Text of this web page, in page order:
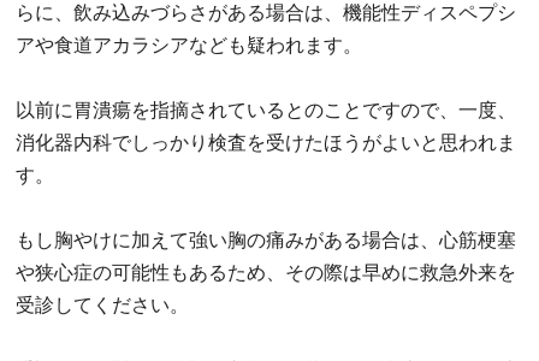
らに、飲み込みづらさがある場合は、機能性ディスペプシ
アや食道アカラシアなども疑われます。
以前に胃潰瘍を指摘されているとのことですので、一度、
消化器内科でしっかり検査を受けたほうがよいと思われま
す。
もし胸やけに加えて強い胸の痛みがある場合は、心筋梗塞
や狭心症の可能性もあるため、その際は早めに救急外来を
受診してください。